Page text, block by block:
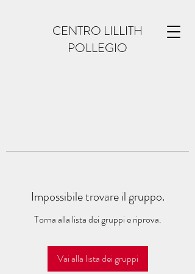
CENTRO LILLITH
POLLEGIO
Impossibile trovare il gruppo.
Torna alla lista dei gruppi e riprova.
Vai alla lista dei gruppi